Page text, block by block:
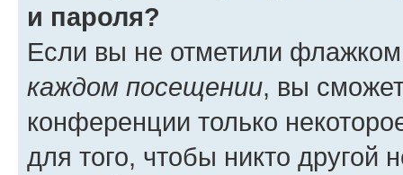
и пароля?
Если вы не отметили
каждом посещении, вы
конференции только
для того, чтобы никто другой